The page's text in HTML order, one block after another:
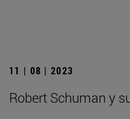
11 | 08 | 2023
Robert Schuman y